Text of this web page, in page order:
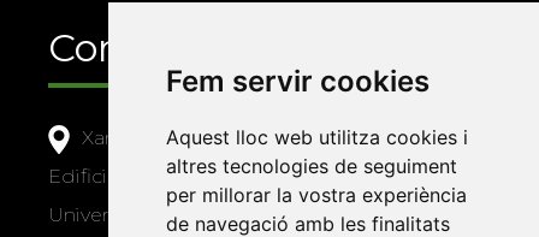
Fem servir cookies
Aquest lloc web utilitza cookies i
altres tecnologies de seguiment
per millorar la vostra experiència
de navegació amb les finalitats
Contacte
Xarxa Vives d'Universitats
Edifici Àgora
Universitat Jaume I, local 10